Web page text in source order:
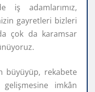
iş adamlarımız,
gayretleri bizleri
çok da karamsar
büyüyüp, rekabete
imkân